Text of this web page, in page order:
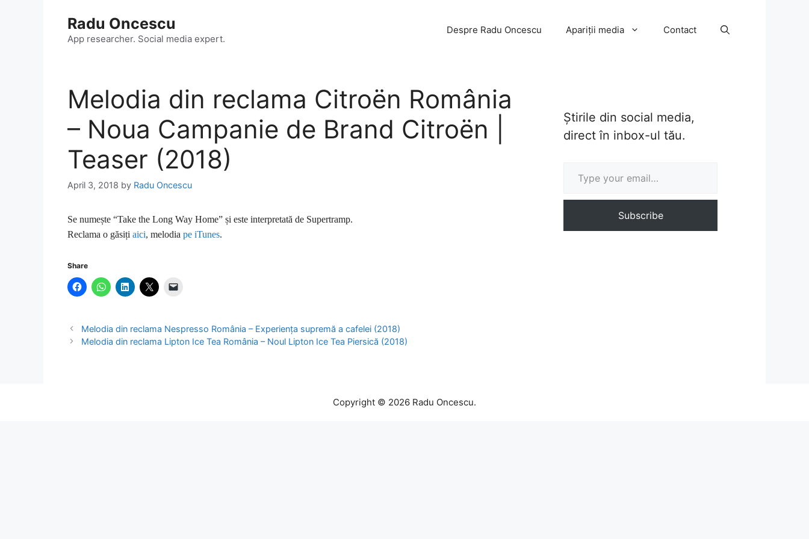
Radu Oncescu
App researcher. Social media expert.
Despre Radu Oncescu Apariții media Contact
Melodia din reclama Citroën România
– Noua Campanie de Brand Citroën |
Teaser (2018)
April 3, 2018 by Radu Oncescu
Se numește “Take the Long Way Home” și este interpretată de Supertramp.
Reclama o găsiți aici, melodia pe iTunes.
Share
Melodia din reclama Nespresso România – Experiența supremă a cafelei (2018)
Melodia din reclama Lipton Ice Tea România – Noul Lipton Ice Tea Piersică (2018)
Știrile din social media,
direct în inbox-ul tău.
Subscribe
Copyright © 2026 Radu Oncescu.